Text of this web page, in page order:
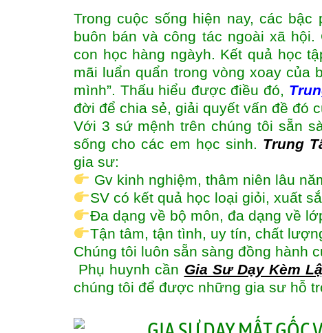
Trong cuộc sống hiện nay, các
buôn bán và công tác ngoài xã
con học hàng ngàyh. Kết quả học
mãi luẩn quẩn trong vòng xoay của
mình”. Thấu hiểu được điều đó,
đời để chia sẻ, giải quyết vấn đề đó
Với 3 sứ mệnh trên chúng tôi sẵn
sống cho các em học sinh. Trung
gia sư:
Gv kinh nghiệm, thâm niên lâu
SV có kết quả học loại giỏi, xuất
Đa dạng về bộ môn, đa dạng về
Tận tâm, tận tình, uy tín, chất
Chúng tôi luôn sẵn sàng đồng hành
Phụ huynh cần Gia Sư Dạy Kèm
chúng tôi để được những gia sư hỗ